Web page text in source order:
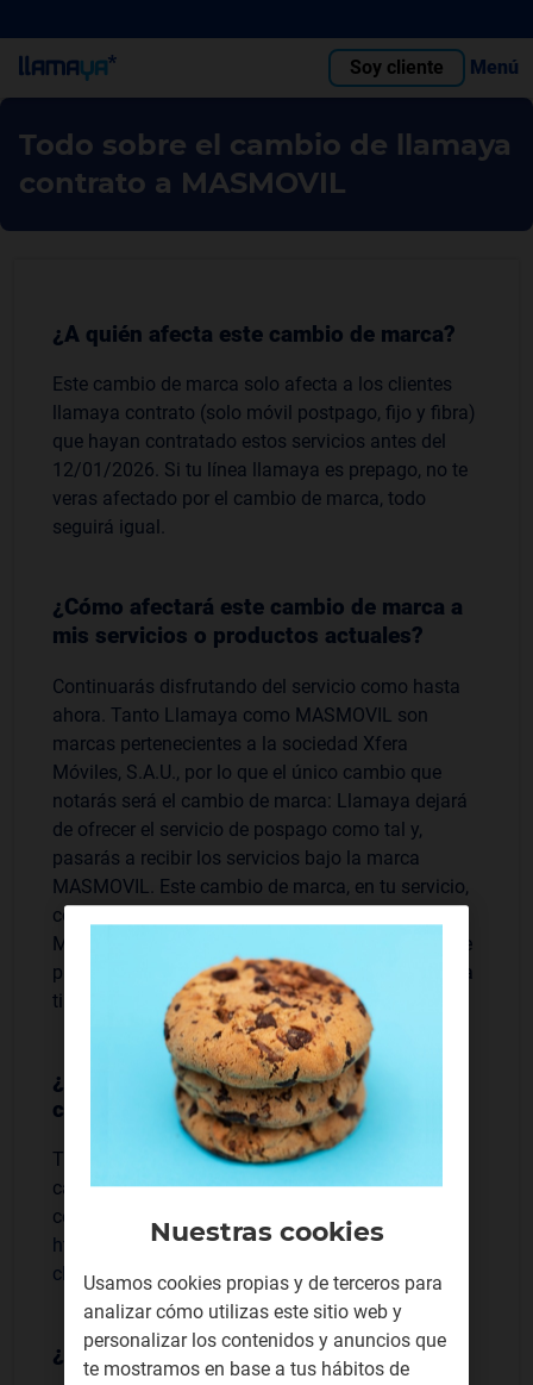
Soy cliente Menú
Todo sobre el cambio de llamaya
contrato a MASMOVIL
¿A quién afecta este cambio de marca?
Este cambio de marca solo afecta a los clientes
llamaya contrato (solo móvil postpago, fijo y fibra)
que hayan contratado estos servicios antes del
12/01/2026. Si tu línea llamaya es prepago, no te
veras afectado por el cambio de marca, todo
seguirá igual.
¿Cómo afectará este cambio de marca a
mis servicios o productos actuales?
Continuarás disfrutando del servicio como hasta
ahora. Tanto Llamaya como MASMOVIL son
marcas pertenecientes a la sociedad Xfera
Móviles, S.A.U., por lo que el único cambio que
notarás será el cambio de marca: Llamaya dejará
de ofrecer el servicio de pospago como tal y,
pasarás a recibir los servicios bajo la marca
MASMOVIL. Este cambio de marca, en tu servicio,
conlleva una ventaja significativa, ya que
MASMOVIL dispone de un porfolio más amplio de
productos y servicios, todos ellos disponibles para
ti.
¿Cambian mis condiciones generales de
contratación?
Tus condiciones generales de contratación
cambian para adaptarlas a MASMOVIL. Puedes
consultar las nuevas en
https://www.masmovil.es/ayuda-
clientes/informacion-legal.
¿Me voy a quedar sin servicio?
Nuestras cookies
Usamos cookies propias y de terceros para
analizar cómo utilizas este sitio web y
personalizar los contenidos y anuncios que
te mostramos en base a tus hábitos de